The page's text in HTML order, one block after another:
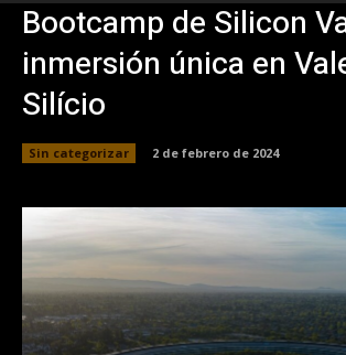
Bootcamp de Silicon
inmersión única en
Silício
Sin categorizar 2 de febrero de 2024